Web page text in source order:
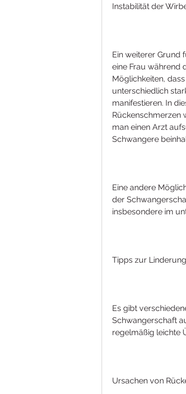
Instabilität der
Ein weiterer Grund
eine Frau während
Möglichkeiten,
unterschiedlich
manifestieren. In
Rückenschmerzen
man einen Arzt
Schwangere
Eine andere
der
insbesondere im
Tipps zur
Es gibt
Schwangerschaft
regelmäßig leichte
Ursachen von